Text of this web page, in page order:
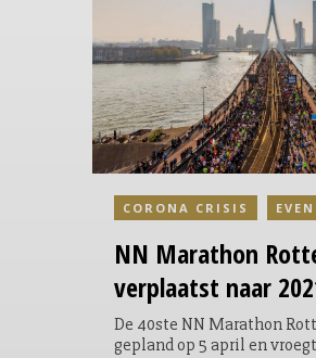
NN Marathon
verplaatst naar
De 40ste NN Marathon
gepland op 5 april en
CORONA CRISIS